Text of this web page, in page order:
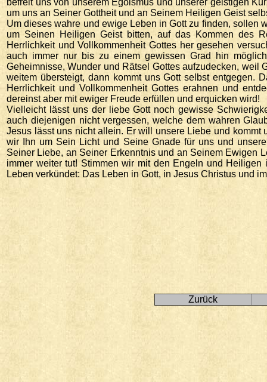
befreit uns von unserem Egoismus und unserer geistigen
um uns an Seiner Gottheit und an Seinem Heiligen Geist
Um dieses wahre und ewige Leben in Gott zu finden, sollen
um Seinen Heiligen Geist bitten, auf das Kommen des
Herrlichkeit und Vollkommenheit Gottes her gesehen
auch immer nur bis zu einem gewissen Grad hin
Geheimnisse, Wunder und Rätsel Gottes aufzudecken,
weitem übersteigt, dann kommt uns Gott selbst
Herrlichkeit und Vollkommenheit Gottes erahnen und
dereinst aber mit ewiger Freude erfüllen und erquicken wird!
Vielleicht lässt uns der liebe Gott noch gewisse
auch diejenigen nicht vergessen, welche dem wahren
Jesus lässt uns nicht allein. Er will unsere Liebe und
wir Ihn um Sein Licht und Seine Gnade für uns und
Seiner Liebe, an Seiner Erkenntnis und an Seinem Ewigen
immer weiter tut! Stimmen wir mit den Engeln und
Leben verkündet: Das Leben in Gott, in Jesus Christus und
Zurück